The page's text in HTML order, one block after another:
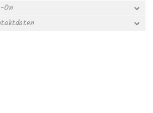
On